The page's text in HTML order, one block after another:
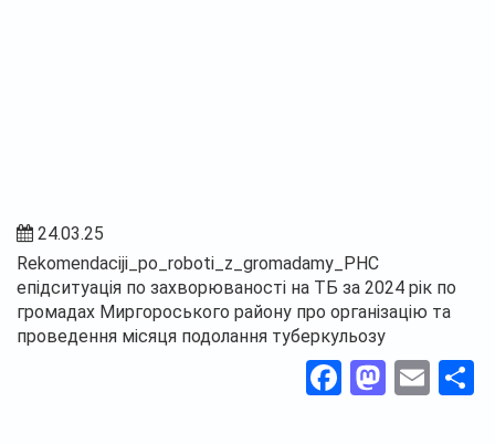
24.03.25
Rekomendaciji_po_roboti_z_gromadamy_PHC
епідситуація по захворюваності на ТБ за 2024 рік по
громадах Миргороського району про організацію та
проведення місяця подолання туберкульозу
Facebook